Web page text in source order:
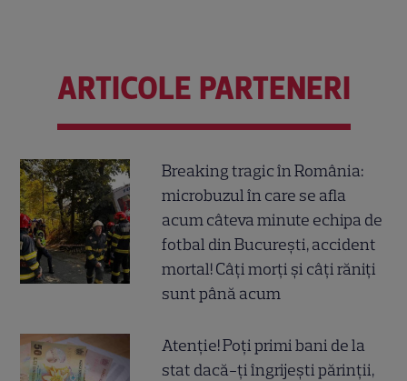
ARTICOLE PARTENERI
Breaking tragic în România:
microbuzul în care se afla
acum câteva minute echipa de
fotbal din București, accident
mortal! Câți morți și câți răniți
sunt până acum
Atenție! Poți primi bani de la
stat dacă-ți îngrijești părinții,